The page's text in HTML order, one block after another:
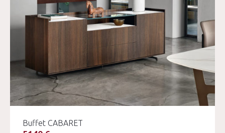
Buffet CABARET